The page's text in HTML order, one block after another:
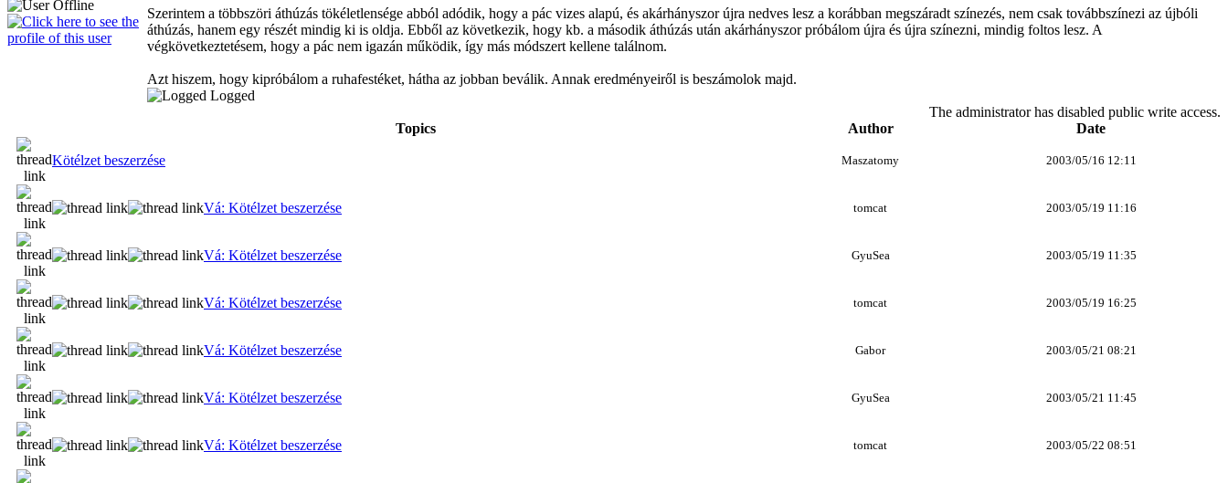
Szerintem a többszöri áthúzás tökéletlensége abból adódik, hogy a pác vizes alapú, és akárhányszor újra nedves lesz a korábban megszáradt színezés, nem csak továbbszínezi az újbóli
áthúzás, hanem egy részét mindig ki is oldja. Ebből az következik, hogy kb. a második áthúzás után akárhányszor próbálom újra és újra színezni, mindig foltos lesz. A
végkövetkeztetésem, hogy a pác nem igazán működik, így más módszert kellene találnom.
Azt hiszem, hogy kipróbálom a ruhafestéket, hátha az jobban beválik. Annak eredményeiről is beszámolok majd.
Logged
The administrator has disabled public write access.
Topics
Author Date
Kötélzet beszerzése Maszatomy 2003/05/16 12:11
Vá: Kötélzet beszerzése tomcat 2003/05/19 11:16
Vá: Kötélzet beszerzése GyuSea 2003/05/19 11:35
Vá: Kötélzet beszerzése tomcat 2003/05/19 16:25
Vá: Kötélzet beszerzése Gabor 2003/05/21 08:21
Vá: Kötélzet beszerzése GyuSea 2003/05/21 11:45
Vá: Kötélzet beszerzése tomcat 2003/05/22 08:51